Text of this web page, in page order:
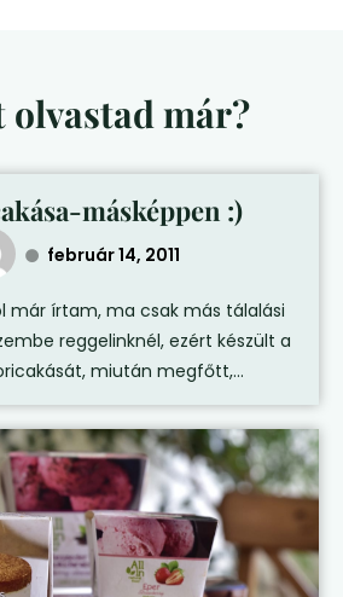
olvastad már?
másképpen :)
február 14, 2011
már írtam, ma csak más tálalási
reggelinknél, ezért készült a
miután megfőtt,...